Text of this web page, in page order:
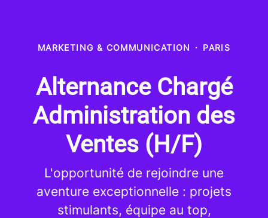
MARKETING & COMMUNICATION · PARIS
Alternance Chargé
Administration des
Ventes (H/F)
L'opportunité de rejoindre une
aventure exceptionnelle : projets
stimulants, équipe au top,